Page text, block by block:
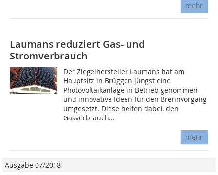
mehr
Laumans reduziert Gas- und
Stromverbrauch
Der Ziegelhersteller Laumans hat am
Hauptsitz in Brüggen jüngst eine
Photovoltaikanlage in Betrieb genommen
und innovative Ideen für den Brennvorgang
umgesetzt. Diese helfen dabei, den
Gasverbrauch...
mehr
Ausgabe 07/2018